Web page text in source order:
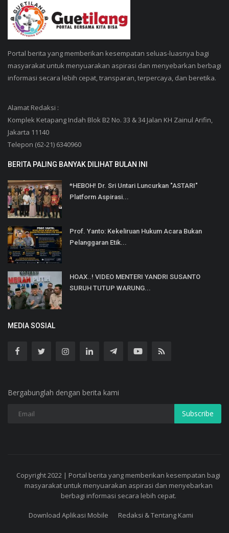
Portal berita yang memberikan kesempatan seluas-luasnya bagi
masyarakat untuk menyuarakan aspirasi dan menyebarkan berbagi
informasi secara lebih cepat, transparan, terpercaya, dan beretika.
Alamat Redaksi :
Komplek Ketapang Indah Blok B2 No. 33 & 34 Jalan KH Zainul Arifin,
Jakarta 11140
Telepon (62-21) 6340960
BERITA PALING BANYAK DILIHAT BULAN INI
*HEBOH! Dr. Sri Untari Luncurkan "ASTARI"
Platform Aspirasi...
Prof. Yanto: Kekeliruan Hukum Acara Bukan
Pelanggaran Etik...
HOAX..! VIDEO MENTERI YANDRI SUSANTO
SURUH TUTUP WARUNG...
MEDIA SOSIAL
Bergabunglah dengan berita kami
Subscribe
Copyright 2022 | Portal berita yang memberikan kesempatan bagi
masyarakat untuk menyuarakan aspirasi dan menyebarkan
berbagi informasi secara lebih cepat.
Download Aplikasi Mobile Redaksi & Tentang Kami